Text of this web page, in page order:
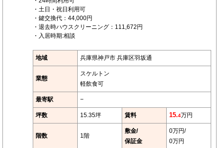
・土日・祝日利用可
・鍵交換代：44,000円
・退去時ハウスクリーニング：111,672円
・入居時期:相談
地域 兵庫県神戸市 兵庫区羽坂通
業態
スケルトン
軽飲食可
最寄駅 −
坪数 15.35坪 賃料 15.4万円
階数 1階
敷金/
保証金
0万円/
0万円